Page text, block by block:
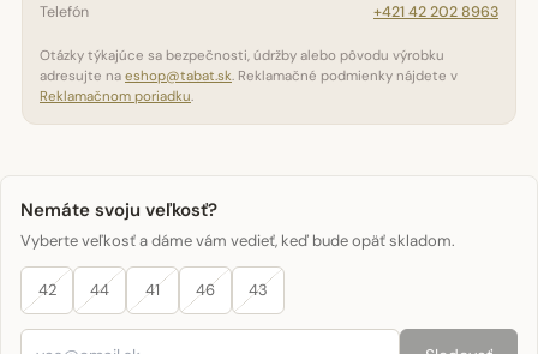
Telefón +421 42 202 8963
Otázky týkajúce sa bezpečnosti, údržby alebo pôvodu výrobku
adresujte na eshop@tabat.sk. Reklamačné podmienky nájdete v
Reklamačnom poriadku.
Nemáte svoju veľkosť?
Vyberte veľkosť a dáme vám vedieť, keď bude opäť skladom.
42 44 41 46 43